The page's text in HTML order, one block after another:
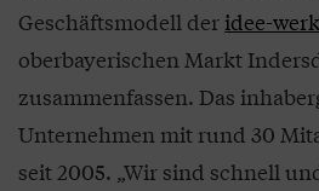
Geschäftsmodell der idee-
oberbayerischen Markt
zusammenfassen. Das
Unternehmen mit rund 30
seit 2005. „Wir sind schnell